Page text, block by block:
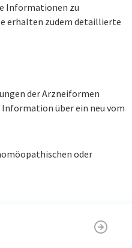
Informationen zu
erhalten zudem detaillierte
der Arzneiformen
über ein neu vom
oder